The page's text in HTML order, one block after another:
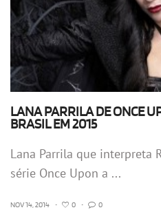
LANA PARRILA DE ONCE
BRASIL EM 2015
Lana Parrila que interpreta
série Once Upon a ...
NOV 14, 2014 • 0 • 0